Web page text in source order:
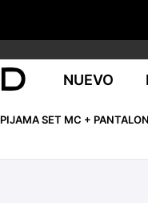
NUEVO
PIJAMA SET MC + PANTALON